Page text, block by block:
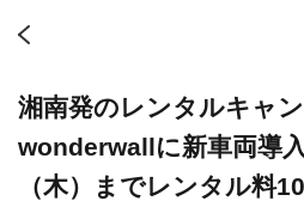
湘南発のレンタルキャ
wonderwallに新車両導
（木）までレンタル料